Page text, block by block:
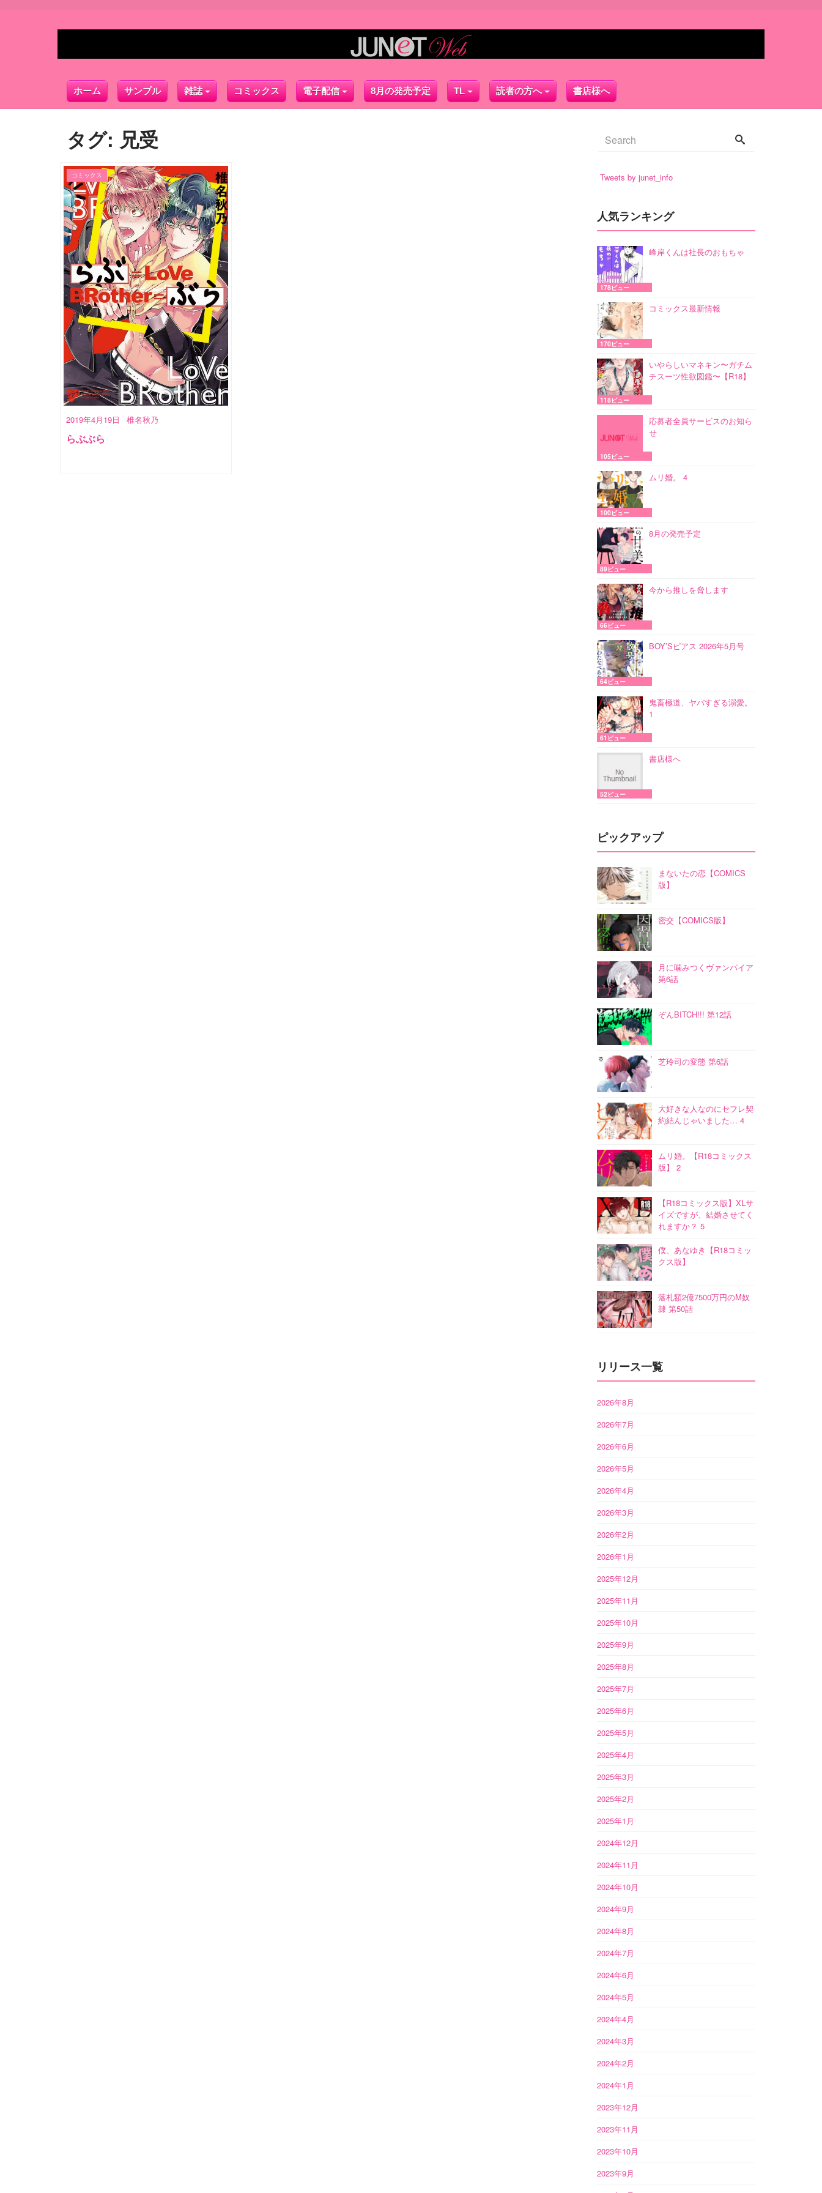
ホーム サンプル 雑誌 コミックス 電子配信 8月の発売予定 TL 読者の方へ 書店様へ
タグ: 兄受
2019年4月19日 椎名秋乃
コミックス
らぶぶら
Tweets by junet_info
人気ランキング
峰岸くんは社長のおもちゃ
178ビュー
コミックス最新情報
170ビュー
いやらしいマネキン〜ガチム
チスーツ性欲図鑑〜【R18】
118ビュー
応募者全員サービスのお知ら
せ
105ビュー
ムリ婚。 4
100ビュー
8月の発売予定
89ビュー
今から推しを脅します
66ビュー
BOY’Sピアス 2026年5月号
64ビュー
鬼畜極道、ヤバすぎる溺愛。
1
61ビュー
書店様へ
52ビュー
ピックアップ
まないたの恋【COMICS
版】
密交【COMICS版】
月に噛みつくヴァンパイア
第6話
ぞんBITCH!!! 第12話
芝玲司の変態 第6話
大好きな人なのにセフレ契
約結んじゃいました… 4
ムリ婚。【R18コミックス
版】 2
【R18コミックス版】XLサ
イズですが、結婚させてく
れますか？ 5
僕、あなゆき【R18コミッ
クス版】
落札額2億7500万円のM奴
隷 第50話
リリース一覧
2026年8月
2026年7月
2026年6月
2026年5月
2026年4月
2026年3月
2026年2月
2026年1月
2025年12月
2025年11月
2025年10月
2025年9月
2025年8月
2025年7月
2025年6月
2025年5月
2025年4月
2025年3月
2025年2月
2025年1月
2024年12月
2024年11月
2024年10月
2024年9月
2024年8月
2024年7月
2024年6月
2024年5月
2024年4月
2024年3月
2024年2月
2024年1月
2023年12月
2023年11月
2023年10月
2023年9月